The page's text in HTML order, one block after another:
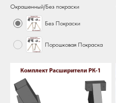
Окрашенный/Без покраски
Без Покраски
Порошковая Покраска